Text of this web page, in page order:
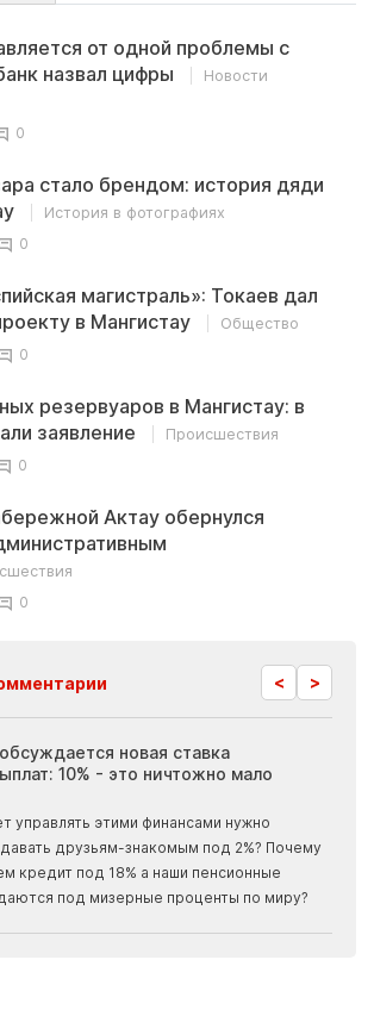
от одной проблемы с
назвал цифры
Новости
0
стало брендом: история дяди
История в фотографиях
0
магистраль»: Токаев дал
в Мангистау
Общество
0
резервуаров в Мангистау: в
заявление
Происшествия
0
Актау обернулся
0
< >
новая ставка
10% - это ничтожно мало
управлять этими финансами нужно
друзьям-знакомым под 2%? Почему
кредит под 18% а наши пенсионные
под мизерные проценты по миру?